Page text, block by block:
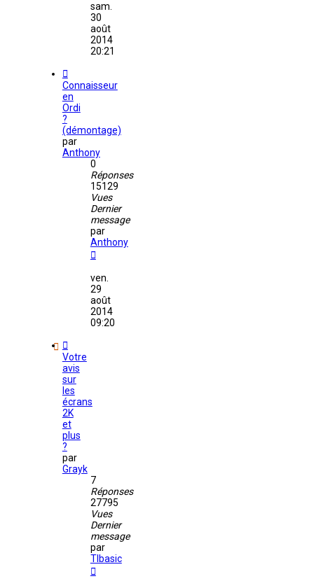
sam.
30
août
2014
20:21
Connaisseur
en
Ordi
?
(démontage)
par
Anthony
0
Réponses
15129
Vues
Dernier
message
par
Anthony
ven.
29
août
2014
09:20
Votre
avis
sur
les
écrans
2K
et
plus
?
par
Grayk
7
Réponses
27795
Vues
Dernier
message
par
TIbasic